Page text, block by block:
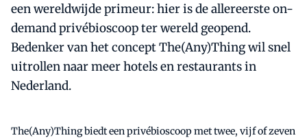
een wereldwijde primeur: hier is de allereerste on-
demand privébioscoop ter wereld geopend.
Bedenker van het concept The(Any)Thing wil snel
uitrollen naar meer hotels en restaurants in
Nederland.
The(Any)Thing biedt een privébioscoop met twee, vijf of zeven